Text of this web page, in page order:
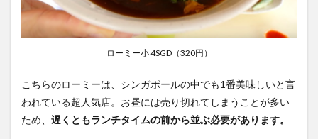
Airport
Road
Food
2.1
場
所・
ローミー小 4SGD（320円）
こちらのローミーは、シンガポールの中でも1番美味しいと言
われている超人気店。お昼には売り切れてしまうことが多い
ため、 遅くともランチタイムの前から並ぶ必要があります。